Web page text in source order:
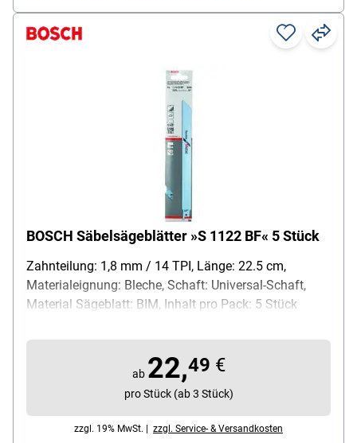
BOSCH Säbelsägeblätter »S 1122 BF« 5 Stück
Zahnteilung: 1,8 mm / 14 TPI, Länge: 22.5 cm,
Materialeignung: Bleche, Schaft: Universal-Schaft,
Material Sägeblatt: BIM, Inhalt pro Pack: 5 Stück
ab 22,49 €
pro Stück (ab 3 Stück)
zzgl. 19% MwSt. | zzgl. Service- & Versandkosten